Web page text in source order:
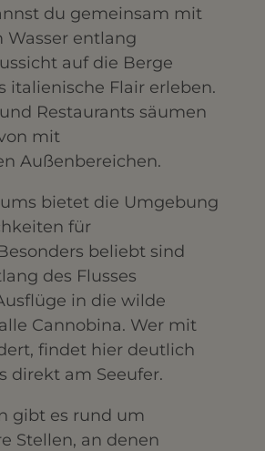
du gemeinsam mit
entlang
auf die Berge
italienische Flair erleben.
Restaurants säumen
mit
Außenbereichen.
bietet die Umgebung
für
beliebt sind
des Flusses
in die wilde
Cannobina. Wer mit
findet hier deutlich
direkt am Seeufer.
gibt es rund um
Stellen, an denen